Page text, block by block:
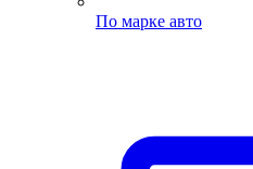
По марке авто